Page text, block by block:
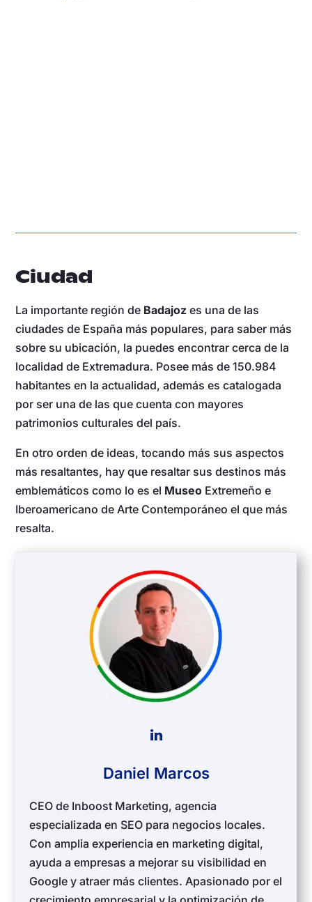
Ciudad
La importante región de Badajozes una de las
ciudades de España más populares, para saber más
sobre su ubicación, la puedes encontrar cerca de la
localidad de Extremadura. Posee más de 150.984
habitantes en la actualidad, además es catalogada
por ser una de las que cuenta con mayores
patrimonios culturales del país.
En otro orden de ideas, tocando más sus aspectos
más resaltantes, hay que resaltar sus destinos más
emblemáticos como lo es el Museo Extremeño e
Iberoamericano de Arte Contemporáneo el que más
resalta.
Daniel Marcos
CEO de Inboost Marketing, agencia
especializada en SEO para negocios locales.
Con amplia experiencia en marketing digital,
ayuda a empresas a mejorar su visibilidad en
Google y atraer más clientes. Apasionado por el